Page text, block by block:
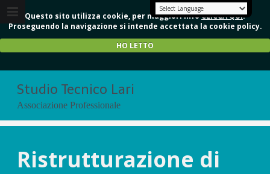
Questo sito utilizza cookie, per maggiori infoCLICCA QUI.
Proseguendo la navigazione si intende accettata la cookie policy.
HO LETTO
Studio Tecnico Lari
Associazione Professionale
Ristrutturazione di